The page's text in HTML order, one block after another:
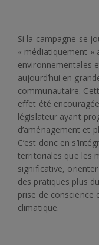
Si la campagne se
« médiatiquement »
environnementales
aujourd’hui en
communautaire.
effet été
législateur ayant
d’aménagement et
C’est donc en
territoriales que les
significative,
des pratiques plus
prise de conscience
climatique.
—